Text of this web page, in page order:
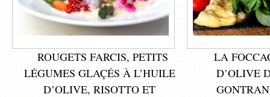
ROUGETS FARCIS, PETITS
LÉGUMES GLAÇÉS À L’HUILE
D’OLIVE, RISOTTO ET
LA
D’OLIVE